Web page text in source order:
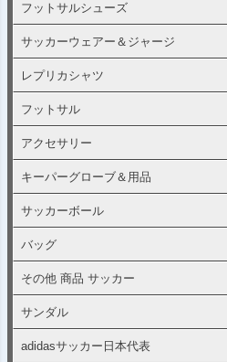
フットサルシューズ
サッカーウェアー＆ジャージ
レプリカシャツ
フットサル
アクセサリー
キーパーグローブ＆用品
サッカーボール
バッグ
その他 商品 サッカー
サンダル
adidasサッカー日本代表